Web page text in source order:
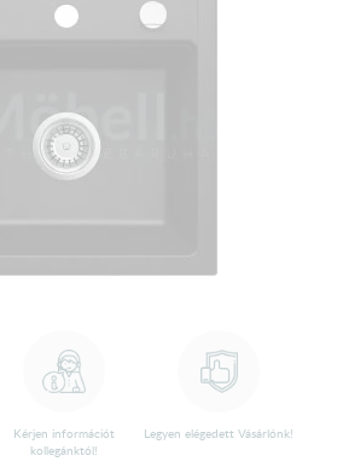
Kérjen információt
kollegánktól!
Legyen elégedett Vásárlónk!